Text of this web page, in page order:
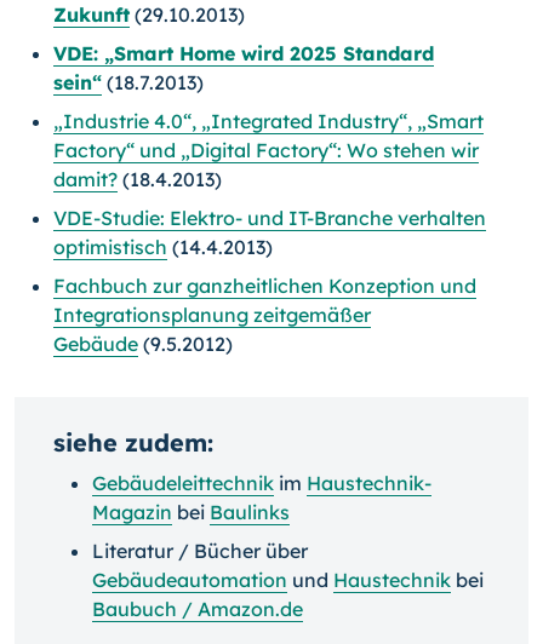
Zukunft (29.10.2013)
VDE: „Smart Home wird 2025 Standard
sein“ (18.7.2013)
„Industrie 4.0“, „Integrated Industry“, „Smart
Factory“ und „Digital Factory“: Wo stehen wir
damit? (18.4.2013)
VDE-Studie: Elektro- und IT-Branche verhalten
optimistisch (14.4.2013)
Fachbuch zur ganzheitlichen Konzeption und
Integrationsplanung zeitgemäßer
Gebäude (9.5.2012)
siehe zudem:
Gebäudeleittechnik im Haustechnik-
Magazin bei Baulinks
Literatur / Bücher über
Gebäudeautomation und Haustechnik bei
Baubuch / Amazon.de